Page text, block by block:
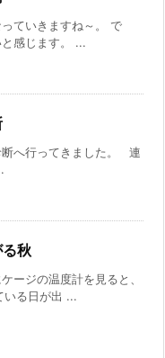
ていきますね～。 で
感じます。 ...
へ行ってきました。 連
秋
ージの温度計を見ると、
いる日が出 ...